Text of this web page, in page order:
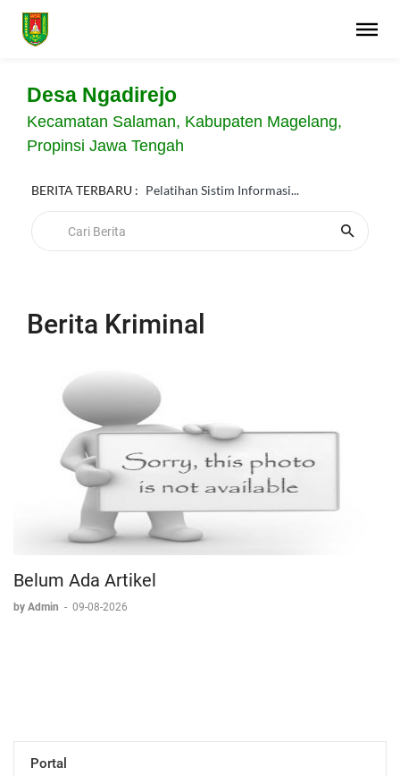
Desa Ngadirejo
Kecamatan Salaman, Kabupaten Magelang,
Propinsi Jawa Tengah
BERITA TERBARU : Pelatihan Sistim Informasi...
Berita Kriminal
Belum Ada Artikel
by Admin - 09-08-2026
Portal